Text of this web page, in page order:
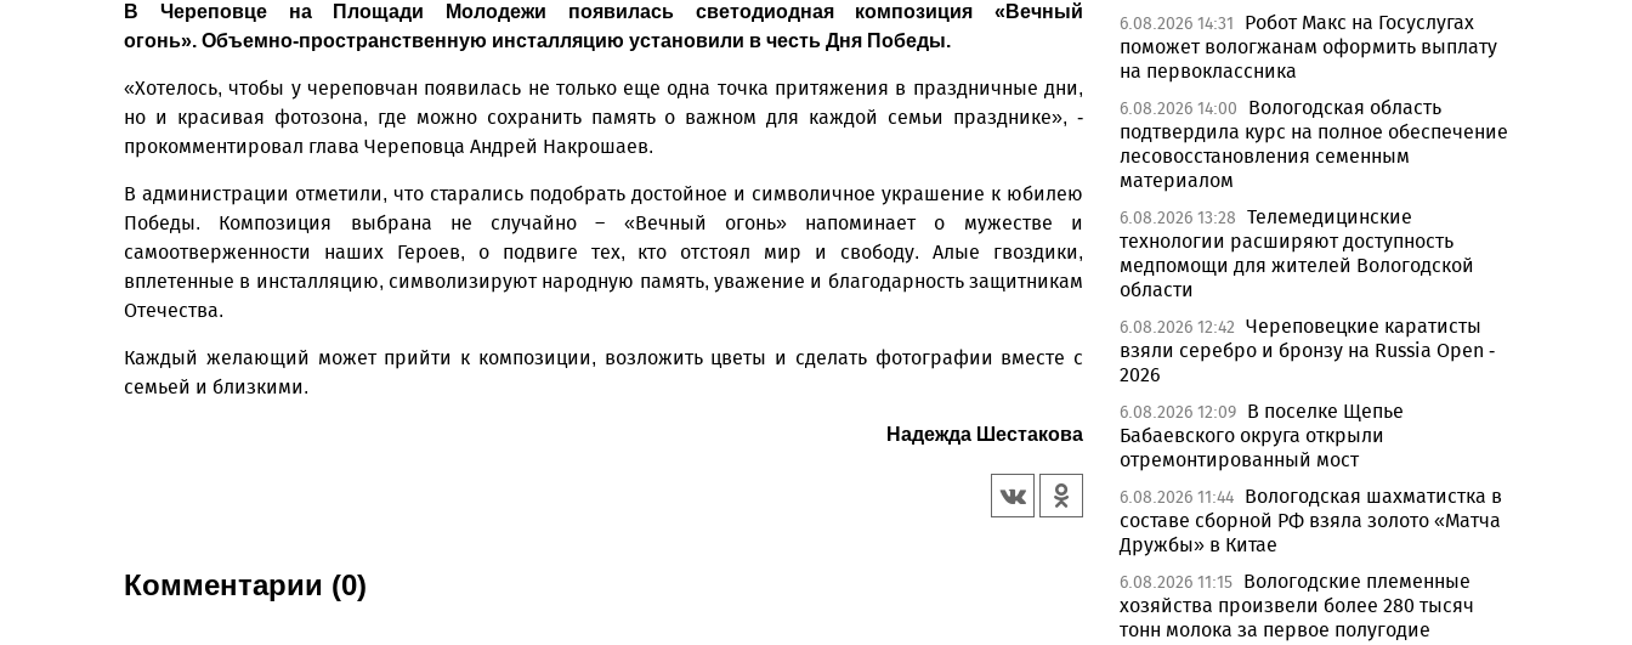
В Череповце на Площади Молодежи появилась светодиодная композиция «Вечный
огонь». Объемно-пространственную инсталляцию установили в честь Дня Победы.
«Хотелось, чтобы у череповчан появилась не только еще одна точка притяжения в праздничные дни,
но и красивая фотозона, где можно сохранить память о важном для каждой семьи празднике», -
прокомментировал глава Череповца Андрей Накрошаев.
В администрации отметили, что старались подобрать достойное и символичное украшение к юбилею
Победы. Композиция выбрана не случайно – «Вечный огонь» напоминает о мужестве и
самоотверженности наших Героев, о подвиге тех, кто отстоял мир и свободу. Алые гвоздики,
вплетенные в инсталляцию, символизируют народную память, уважение и благодарность защитникам
Отечества.
Каждый желающий может прийти к композиции, возложить цветы и сделать фотографии вместе с
семьей и близкими.
Надежда Шестакова
Комментарии (0)
6.08.2026 14:31
Робот Макс на Госуслугах
поможет вологжанам оформить выплату
на первоклассника
6.08.2026 14:00
Вологодская область
подтвердила курс на полное обеспечение
лесовосстановления семенным
материалом
6.08.2026 13:28 Телемедицинские
технологии расширяют доступность
медпомощи для жителей Вологодской
области
6.08.2026 12:42 Череповецкие каратисты
взяли серебро и бронзу на Russia Open -
2026
6.08.2026 12:09 В поселке Щепье
Бабаевского округа открыли
отремонтированный мост
6.08.2026 11:44 Вологодская шахматистка в
составе сборной РФ взяла золото «Матча
Дружбы» в Китае
6.08.2026 11:15 Вологодские племенные
хозяйства произвели более 280 тысяч
тонн молока за первое полугодие